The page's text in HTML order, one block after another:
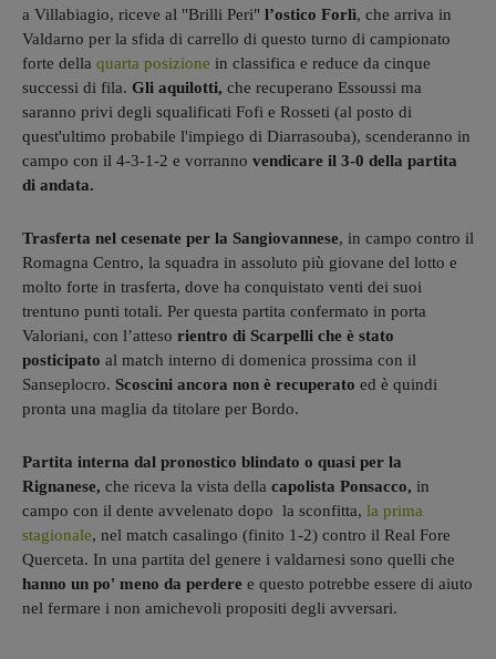
a Villabiagio, riceve al "Brilli Peri" l’ostico Forlì, che arriva in
Valdarno per la sfida di carrello di questo turno di campionato
forte della quarta posizione in classifica e reduce da cinque
successi di fila. Gli aquilotti, che recuperano Essoussi ma
saranno privi degli squalificati Fofi e Rosseti (al posto di
quest'ultimo probabile l'impiego di Diarrasouba), scenderanno in
campo con il 4-3-1-2 e vorranno vendicare il 3-0 della partita
di andata.
Trasferta nel cesenate per la Sangiovannese, in campo contro il
Romagna Centro, la squadra in assoluto più giovane del lotto e
molto forte in trasferta, dove ha conquistato venti dei suoi
trentuno punti totali. Per questa partita confermato in porta
Valoriani, con l’atteso rientro di Scarpelli che è stato
posticipato al match interno di domenica prossima con il
Sanseplocro. Scoscini ancora non è recuperato ed è quindi
pronta una maglia da titolare per Bordo.
Partita interna dal pronostico blindato o quasi per la
Rignanese, che riceva la vista della capolista Ponsacco, in
campo con il dente avvelenato dopo la sconfitta, la prima
stagionale, nel match casalingo (finito 1-2) contro il Real Fore
Querceta. In una partita del genere i valdarnesi sono quelli che
hanno un po' meno da perdere e questo potrebbe essere di aiuto
nel fermare i non amichevoli propositi degli avversari.